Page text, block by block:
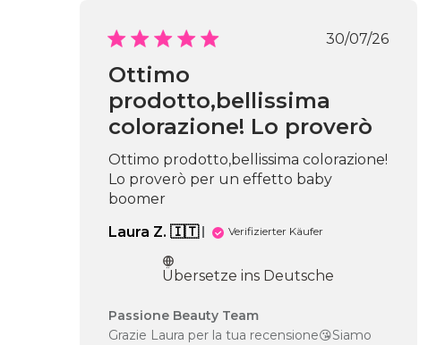
29
2026
30/07/26
Ottimo
prodotto,bellissima
colorazione! Lo proverò
Ottimo prodotto,bellissima colorazione!
Lo proverò per un effetto baby
boomer
Laura Z. 🇮🇹
Verifizierter Käufer
Übersetze ins Deutsche
Kommentare
des
Passione Beauty Team
Grazie Laura per la tua recensione😘Siamo